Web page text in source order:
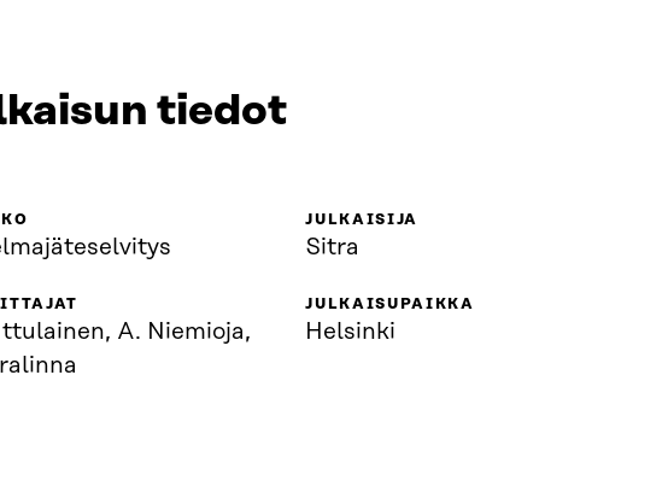
tiedot
A. Niemioja,
JULKAISIJA
Sitra
JULKAISUPAIKKA
Helsinki